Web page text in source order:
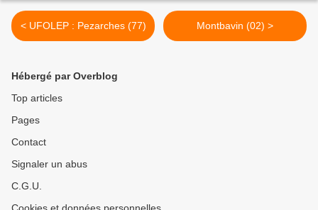
< UFOLEP : Pezarches (77) Montbavin (02) >
Hébergé par Overblog
Top articles
Pages
Contact
Signaler un abus
C.G.U.